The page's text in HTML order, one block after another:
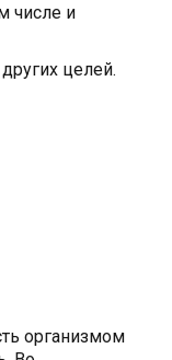
числе и
целей.
организмом